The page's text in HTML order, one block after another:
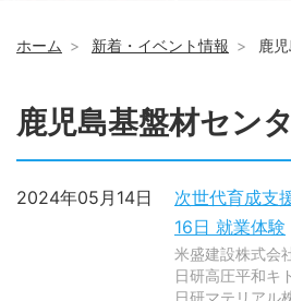
ホーム 新着・イベント情報 鹿
鹿児島基盤材セン
次世代育成支
16日 就業体験
2024年05月14日
米盛建設株式会
日研高圧平和キ
日研マテリアル